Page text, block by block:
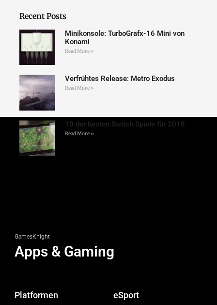
Recent Posts
Minikonsole: TurboGrafx-16 Mini von
Konami
Read More »
Verfrühtes Release: Metro Exodus
Read More »
10 der besten Switch Spiele für 2018
Read More »
GamesKnight
Apps & Gaming
Platformen eSport